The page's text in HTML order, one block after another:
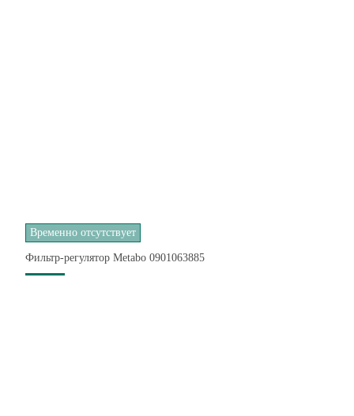
Временно отсутствует
Фильтр-регулятор Metabo 0901063885